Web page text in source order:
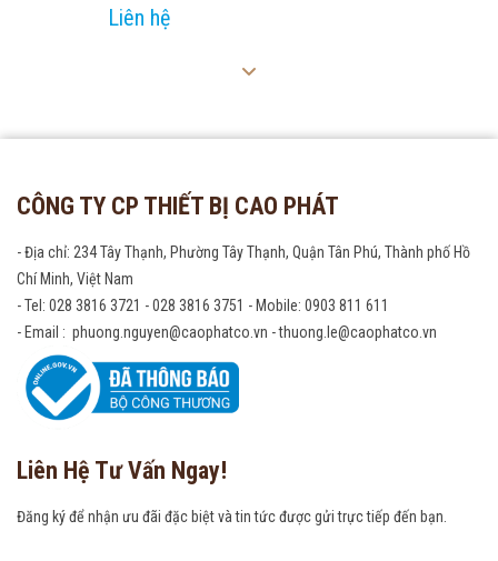
Liên hệ
CÔNG TY CP THIẾT BỊ CAO PHÁT
- Địa chỉ: 234 Tây Thạnh, Phường Tây Thạnh, Quận Tân Phú, Thành phố Hồ
Chí Minh, Việt Nam
- Tel: 028 3816 3721 - 028 3816 3751 - Mobile: 0903 811 611
- Email : phuong.nguyen@caophatco.vn - thuong.le@caophatco.vn
Liên Hệ Tư Vấn Ngay!
Đăng ký để nhận ưu đãi đặc biệt và tin tức được gửi trực tiếp đến bạn.